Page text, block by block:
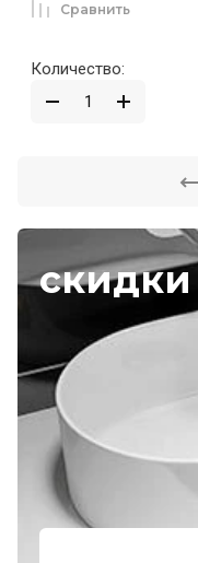
скидки
Количество:
Сравнить